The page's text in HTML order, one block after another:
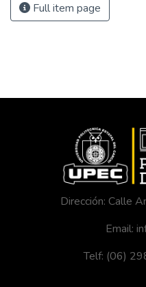
Full item page
Dirección: Calle
Email:
Telf: (06)